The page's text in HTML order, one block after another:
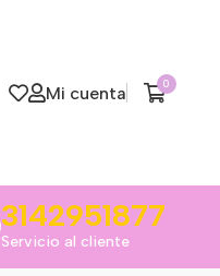
Mi cuenta 0
3142951877
Servicio al cliente